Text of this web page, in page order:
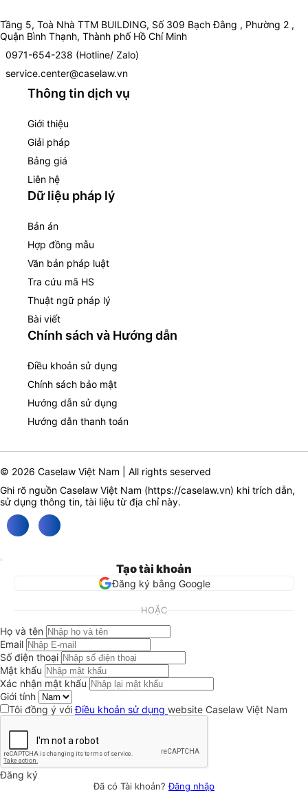
Tầng 5, Toà Nhà TTM BUILDING, Số 309 Bạch Đằng , Phường 2 ,
Quận Bình Thạnh, Thành phố Hồ Chí Minh
0971-654-238 (Hotline/ Zalo)
service.center@caselaw.vn
Thông tin dịch vụ
Giới thiệu
Giải pháp
Bảng giá
Liên hệ
Dữ liệu pháp lý
Bản án
Hợp đồng mẫu
Văn bản pháp luật
Tra cứu mã HS
Thuật ngữ pháp lý
Bài viết
Chính sách và Hướng dẫn
Điều khoản sử dụng
Chính sách bảo mật
Hướng dẫn sử dụng
Hướng dẫn thanh toán
© 2026 Caselaw Việt Nam | All rights seserved
Ghi rõ nguồn Caselaw Việt Nam (https://caselaw.vn) khi trích dẫn,
sử dụng thông tin, tài liệu từ địa chỉ này.
Tạo tài khoản
Đăng ký bằng Google
HOẶC
Họ và tên
Email
Số điện thoại
Mật khẩu
Xác nhận mật khẩu
Giới tính
Tôi đồng ý vớiĐiều khoản sử dụng website Caselaw Việt Nam
Đăng ký
Đã có Tài khoản?Đăng nhập